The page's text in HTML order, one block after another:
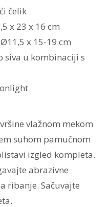
čelik
x 23 x 16 cm
x 15-19 cm
siva u kombinaciji s
vlažnom mekom
suhom pamučnom
izgled kompleta.
abrazivne
ribanje. Sačuvajte